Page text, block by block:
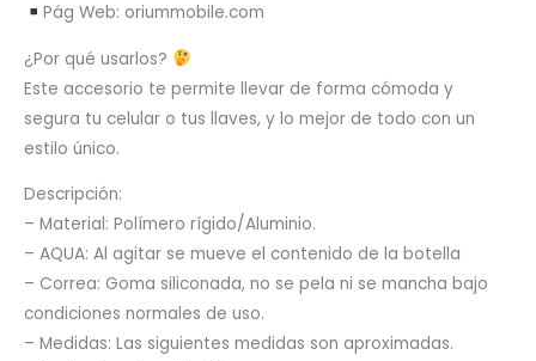
Pág Web: oriummobile.com
¿Por qué usarlos?
Este accesorio te permite llevar de forma cómoda y
segura tu celular o tus llaves, y lo mejor de todo con un
estilo único.
Descripción:
– Material: Polímero rígido/Aluminio.
– AQUA: Al agitar se mueve el contenido de la botella
– Correa: Goma siliconada, no se pela ni se mancha bajo
condiciones normales de uso.
– Medidas: Las siguientes medidas son aproximadas.